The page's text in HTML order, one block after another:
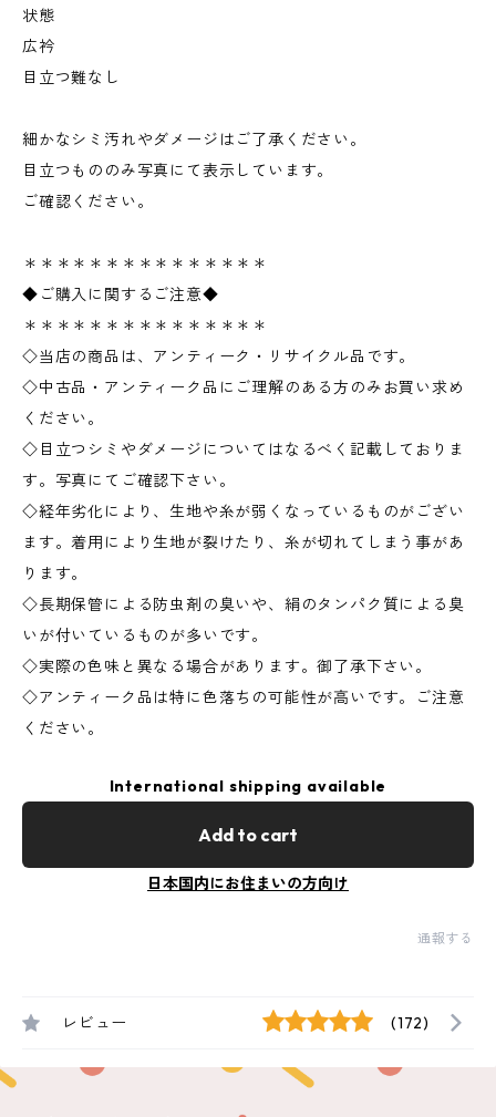
状態
広衿
目立つ難なし
細かなシミ汚れやダメージはご了承ください。
目立つもののみ写真にて表示しています。
ご確認ください。
＊＊＊＊＊＊＊＊＊＊＊＊＊＊＊
◆ご購入に関するご注意◆
＊＊＊＊＊＊＊＊＊＊＊＊＊＊＊
◇当店の商品は、アンティーク・リサイクル品です。
◇中古品・アンティーク品にご理解のある方のみお買い求め
ください。
◇目立つシミやダメージについてはなるべく記載しておりま
す。写真にてご確認下さい。
◇経年劣化により、生地や糸が弱くなっているものがござい
ます。着用により生地が裂けたり、糸が切れてしまう事があ
ります。
◇長期保管による防虫剤の臭いや、絹のタンパク質による臭
いが付いているものが多いです。
◇実際の色味と異なる場合があります。御了承下さい。
◇アンティーク品は特に色落ちの可能性が高いです。ご注意
ください。
International shipping available
Add to cart
日本国内にお住まいの方向け
通報する
レビュー (172)